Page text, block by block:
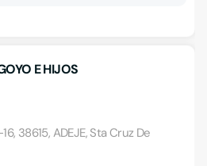
E HIJOS
38615, ADEJE, Sta Cruz De